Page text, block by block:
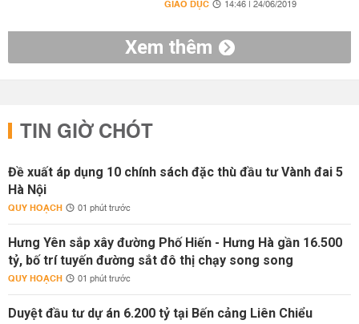
GIÁO DỤC 14:46 | 24/06/2019
Xem thêm
TIN GIỜ CHÓT
Đề xuất áp dụng 10 chính sách đặc thù đầu tư Vành đai 5
Hà Nội
QUY HOẠCH 01 phút trước
Hưng Yên sắp xây đường Phố Hiến - Hưng Hà gần 16.500
tỷ, bố trí tuyến đường sắt đô thị chạy song song
QUY HOẠCH 01 phút trước
Duyệt đầu tư dự án 6.200 tỷ tại Bến cảng Liên Chiểu